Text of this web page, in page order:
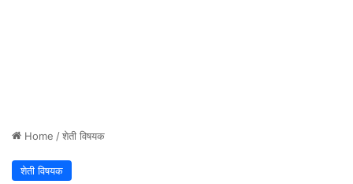
Home /शेती विषयक
शेती विषयक